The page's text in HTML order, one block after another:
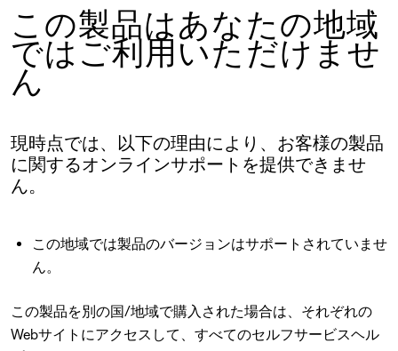
この製品はあなたの地域
ではご利用いただけませ
ん
現時点では、以下の理由により、お客様の製品
に関するオンラインサポートを提供できませ
ん。
この地域では製品のバージョンはサポートされていませ
ん。
この製品を別の国/地域で購入された場合は、それぞれの
Webサイトにアクセスして、すべてのセルフサービスヘル